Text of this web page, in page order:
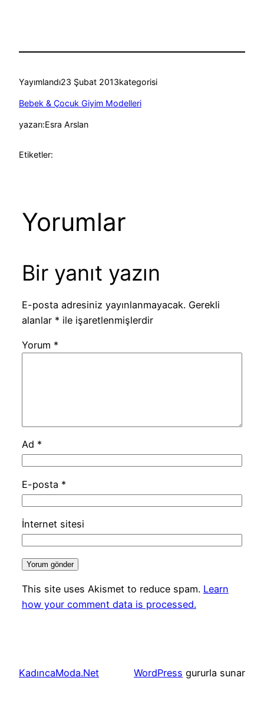
Yayımlandı23 Şubat 2013kategorisi
Bebek & Çocuk Giyim Modelleri
yazarı:Esra Arslan
Etiketler:
Yorumlar
Bir yanıt yazın
E-posta adresiniz yayınlanmayacak. Gerekli
alanlar * ile işaretlenmişlerdir
Yorum *
Ad *
E-posta *
İnternet sitesi
This site uses Akismet to reduce spam. Learn
how your comment data is processed.
KadıncaModa.Net WordPress gururla sunar